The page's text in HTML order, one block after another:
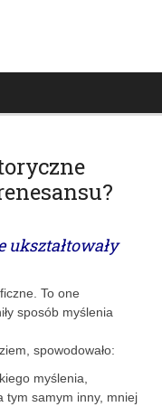
To one
sposób myślenia
spowodowało:
myślenia,
tym samym inny, mniej